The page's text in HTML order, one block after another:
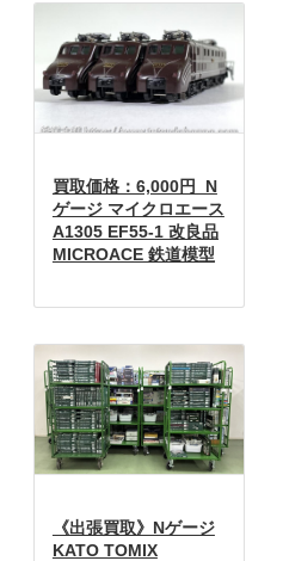
買取価格：6,000円 N
ゲージ マイクロエース
A1305 EF55-1 改良品
MICROACE 鉄道模型
《出張買取》Nゲージ
KATO TOMIX